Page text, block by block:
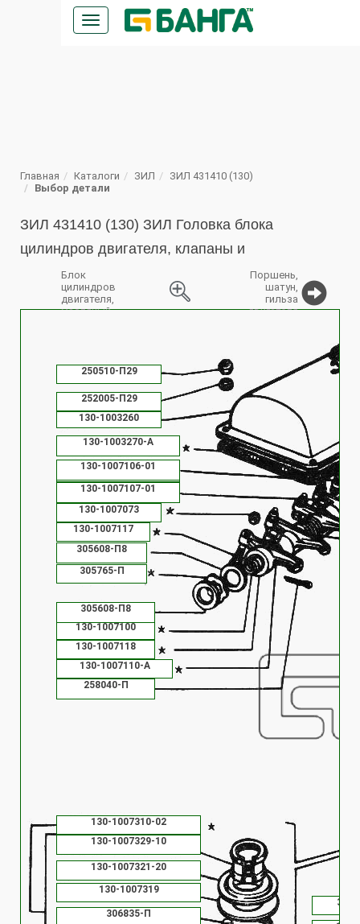
Кнопка
меню
Главная Каталоги ЗИЛ
ЗИЛ 431410 (130)
Выбор детали
ЗИЛ 431410 (130) ЗИЛ Головка блока
цилиндров двигателя, клапаны и
Блок
цилиндров
двигателя,
масляный
вала, картер
и крышка
сцепления
Поршень,
шатун,
гильза
двигателя
130-1000106-01
130-1003260
130-1003270-А
130-1007073
130-1007100
130-1007106-01
130-1007107-01
130-1007110-А
130-1007117
130-1007118
130-1007310-02
130-1007319
130-1007321-20
130-1007329-10
250510-П29
252005-П29
258040-П
305608-П8
305608-П8
305765-П
306835-П